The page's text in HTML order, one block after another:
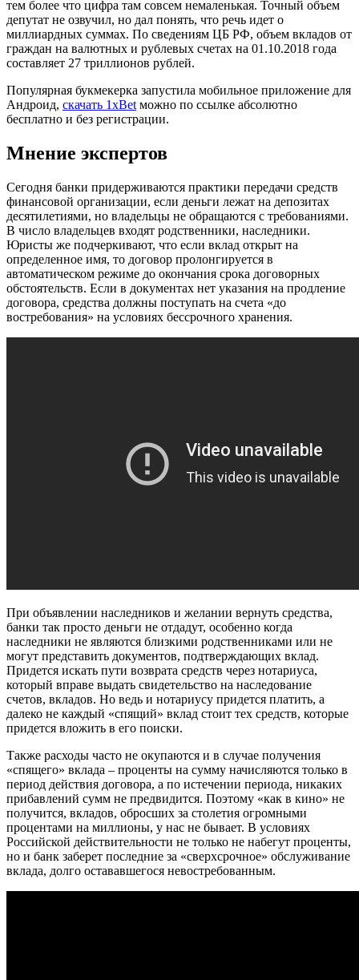
тем более что цифра там совсем немаленькая. Точный объем
депутат не озвучил, но дал понять, что речь идет о
миллиардных суммах. По сведениям ЦБ РФ, объем вкладов от
граждан на валютных и рублевых счетах на 01.10.2018 года
составляет 27 триллионов рублей.
Популярная букмекерка запустила мобильное приложение для
Андроид, скачать 1xBet можно по ссылке абсолютно
бесплатно и без регистрации.
Мнение экспертов
Сегодня банки придерживаются практики передачи средств
финансовой организации, если деньги лежат на депозитах
десятилетиями, но владельцы не обращаются с требованиями.
В число владельцев входят родственники, наследники.
Юристы же подчеркивают, что если вклад открыт на
определенное имя, то договор пролонгируется в
автоматическом режиме до окончания срока договорных
обстоятельств. Если в документах нет указания на продление
договора, средства должны поступать на счета «до
востребования» на условиях бессрочного хранения.
При объявлении наследников и желании вернуть средства,
банки так просто деньги не отдадут, особенно когда
наследники не являются близкими родственниками или не
могут представить документов, подтверждающих вклад.
Придется искать пути возврата средств через нотариуса,
который вправе выдать свидетельство на наследование
счетов, вкладов. Но ведь и нотариусу придется платить, а
далеко не каждый «спящий» вклад стоит тех средств, которые
придется вложить в его поиски.
Также расходы часто не окупаются и в случае получения
«спящего» вклада – проценты на сумму начисляются только в
период действия договора, а по истечении периода, никаких
прибавлений сумм не предвидится. Поэтому «как в кино» не
получится, вкладов, обросших за столетия огромными
процентами на миллионы, у нас не бывает. В условиях
Российской действительности не только не набегут проценты,
но и банк заберет последние за «сверхсрочное» обслуживание
вклада, долго остававшегося невостребованным.